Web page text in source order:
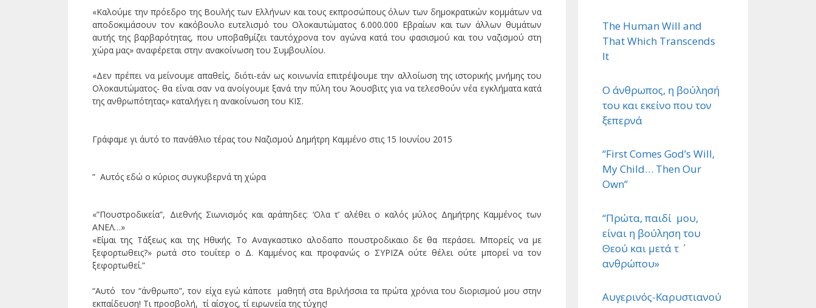
«Καλούμε την πρόεδρο της Βουλής των Ελλήνων και τους εκπροσώπους όλων των δημοκρατικών κομμάτων να
αποδοκιμάσουν τον κακόβουλο ευτελισμό του Ολοκαυτώματος 6.000.000 Εβραίων και των άλλων θυμάτων
αυτής της βαρβαρότητας, που υποβαθμίζει ταυτόχρονα τον αγώνα κατά του φασισμού και του ναζισμού στη
χώρα μας» αναφέρεται στην ανακοίνωση του Συμβουλίου.
«Δεν πρέπει να μείνουμε απαθείς, διότι-εάν ως κοινωνία επιτρέψουμε την αλλοίωση της ιστορικής μνήμης του
Ολοκαυτώματος- θα είναι σαν να ανοίγουμε ξανά την πύλη του Άουσβιτς για να τελεσθούν νέα εγκλήματα κατά
της ανθρωπότητας» καταλήγει η ανακοίνωση του ΚΙΣ.
Γράφαμε γι ΄αυτό το πανάθλιο τέρας του Ναζισμού Δημήτρη Καμμένο στις 15 Ιουνίου 2015
” Αυτός εδώ ο κύριος συγκυβερνά τη χώρα
«”Πουστροδικεία”, Διεθνής Σιωνισμός και αράπηδες: ‘Ολα τ’ αλέθει ο καλός μύλος Δημήτρης Καμμένος των
ΑΝΕΛ…»
«Είμαι της Τάξεως και της Ηθικής. Το Αναγκαστικο αλοδαπο πουστροδικαιο δε θα περάσει. Μπορείς να με
ξεφορτωθεις?» ρωτά στο τουίτερ ο Δ. Καμμένος και προφανώς ο ΣΥΡΙΖΑ ούτε θέλει ούτε μπορεί να τον
ξεφορτωθεί.”
“Αυτό τον “άνθρωπο”, τον είχα εγώ κάποτε μαθητή στα Βριλήσσια τα πρώτα χρόνια του διορισμού μου στην
εκπαίδευση! Τι προσβολή, τί αίσχος, τί ειρωνεία της τύχης!
The Human Will and
That Which Transcends
It
Ο άνθρωπος, η βούλησή
του και εκείνο που τον
ξεπερνά
“First Comes God’s Will,
My Child… Then Our
Own”
“Πρώτα, παιδί μου,
είναι η βούληση του
Θεού και μετά τ ΄
ανθρώπου»
Αυγερινός-Καρυστιανού